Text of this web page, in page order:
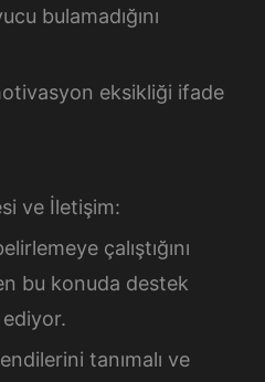
bulamadığını
eksikliği ifade
ve İletişim:
çalıştığını
bu konuda destek
ediyor.
tanımalı ve